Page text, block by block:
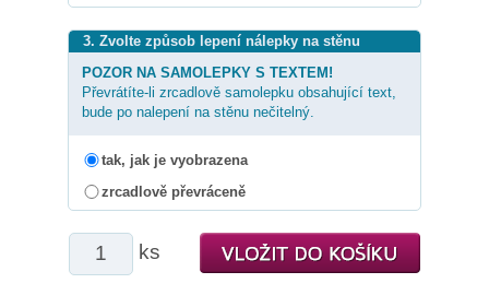
3. Zvolte způsob lepení nálepky na stěnu
POZOR NA SAMOLEPKY S TEXTEM!
Převrátíte-li zrcadlově samolepku obsahující text,
bude po nalepení na stěnu nečitelný.
tak, jak je vyobrazena
zrcadlově převráceně
ks